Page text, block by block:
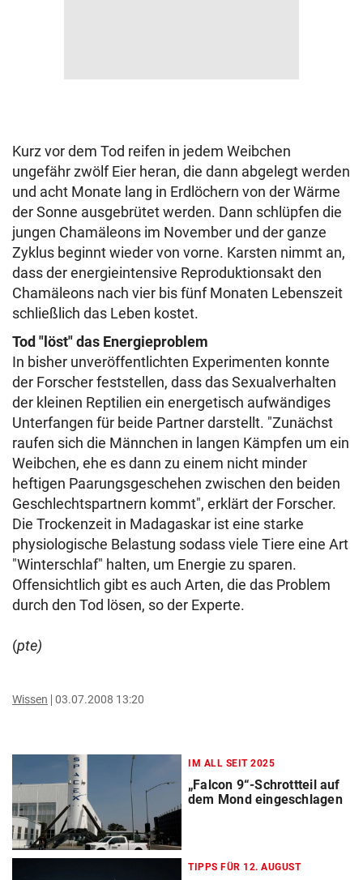
Kurz vor dem Tod reifen in jedem Weibchen
ungefähr zwölf Eier heran, die dann abgelegt werden
und acht Monate lang in Erdlöchern von der Wärme
der Sonne ausgebrütet werden. Dann schlüpfen die
jungen Chamäleons im November und der ganze
Zyklus beginnt wieder von vorne. Karsten nimmt an,
dass der energieintensive Reproduktionsakt den
Chamäleons nach vier bis fünf Monaten Lebenszeit
schließlich das Leben kostet.
Tod "löst" das Energieproblem
In bisher unveröffentlichten Experimenten konnte
der Forscher feststellen, dass das Sexualverhalten
der kleinen Reptilien ein energetisch aufwändiges
Unterfangen für beide Partner darstellt. "Zunächst
raufen sich die Männchen in langen Kämpfen um ein
Weibchen, ehe es dann zu einem nicht minder
heftigen Paarungsgeschehen zwischen den beiden
Geschlechtspartnern kommt", erklärt der Forscher.
Die Trockenzeit in Madagaskar ist eine starke
physiologische Belastung sodass viele Tiere eine Art
"Winterschlaf" halten, um Energie zu sparen.
Offensichtlich gibt es auch Arten, die das Problem
durch den Tod lösen, so der Experte.
(pte)
Wissen 03.07.2008 13:20
IM ALL SEIT 2025
„Falcon 9“-Schrottteil auf
dem Mond eingeschlagen
TIPPS FÜR 12. AUGUST